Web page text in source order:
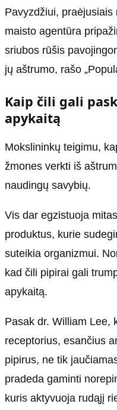
Pavyzdžiui,
maisto agentūra
sriubos rūšis
jų aštrumo, rašo
Kaip čili gali
apykaitą
Mokslininkų teigimu,
žmones verkti iš
naudingų savybių.
Vis dar egzistuoja
produktus, kurie
suteikia organizmui.
kad čili pipirai gali
apykaitą.
Pasak dr. William Lee,
receptorius, esančius
pipirus, ne tik
pradeda gaminti
kuris aktyvuoja rudąjį